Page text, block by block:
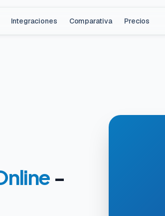
Integraciones Comparativa Precios
-